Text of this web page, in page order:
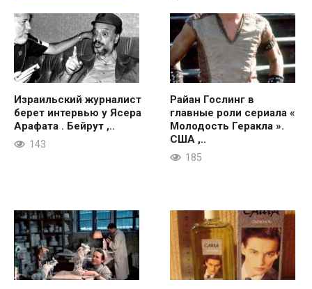
Израильский журналист
берет интервью у Ясера
Арафата . Бейрут ,..
143
Райан Гослинг в
главные роли сериала «
Молодость Геракла ».
США ,..
185